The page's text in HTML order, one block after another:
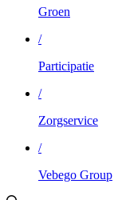
Groen
/
Participatie
/
Zorgservice
/
Vebego Group